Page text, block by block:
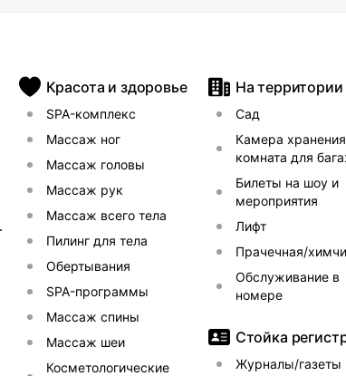
светлых тонах. С каждого балкона
бухту. Дизайн интерьера оформлен в
ковровым покрытием, стены украшены
встроенное регулируемое освещение.
имеет собственный балкон с летней
& SPA зона: русская баня,сауны и
Фабрикантъ. Атмосферу ресторана
дни на белом рояле играет тапер, по
предлагается парковка на территории.
Fi есть на всей территории отеля. Персонала
Красота и здоровье
SPA-комплекс
Массаж ног
Массаж головы
Массаж рук
Массаж всего тела
Пилинг для тела
Обертывания
SPA-программы
Массаж спины
Массаж шеи
Косметологические
На территории
Сад
Камера
комната для
Билеты на шоу и
мероприятия
Лифт
Прачечная/
Обслуживание в
номере
Стойка
Журналы/газеты